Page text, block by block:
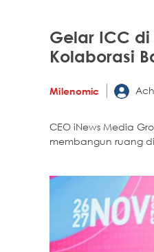
Gelar ICC
Kolaborasi
Milenomic
CEO iNews Media
membangun ruang